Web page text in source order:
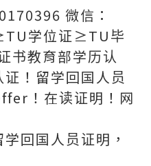
微信：
学位证≥TU毕
书教育部学历认
！留学回国人员
！在读证明！网
回国人员证明，